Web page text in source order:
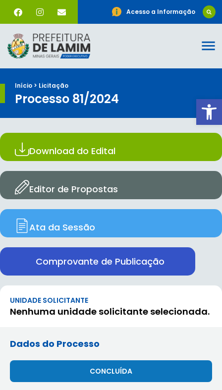
Acesso a Informação
Início > Licitação
Processo 81/2024
Download do Edital
Editor de Propostas
Ata da Sessão
Comprovante de Publicação
UNIDADE SOLICITANTE
Nenhuma unidade solicitante selecionada.
Dados do Processo
CONCLUÍDA